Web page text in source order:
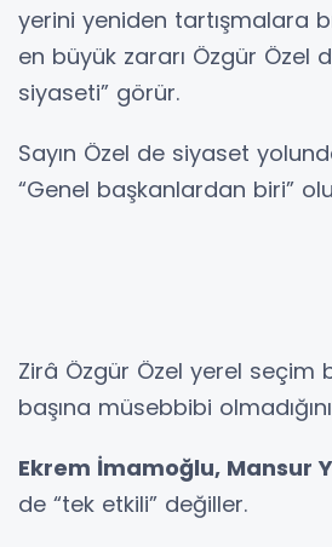
yerini yeniden tartışmalara
en büyük zararı Özgür Özel
siyaseti” görür.
Sayın Özel de siyaset
“Genel başkanlardan biri”
Zirâ Özgür Özel yerel seçim
başına müsebbibi
Ekrem İmamoğlu, Mansur
de “tek etkili” değiller.